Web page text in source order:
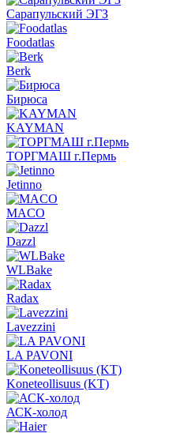
Сарапульский ЭГЗ
Foodatlas
Berk
Бирюса
KAYMAN
ТОРГМАШ г.Пермь
Jetinno
MACO
Dazzl
WLBake
Radax
Lavezzini
LA PAVONI
Koneteollisuus (KT)
АСК-холод